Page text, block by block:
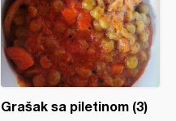
Grašak sa piletinom (3)